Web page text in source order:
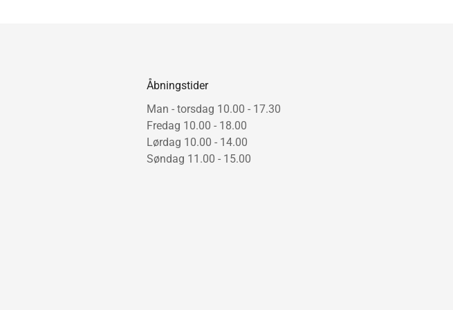
Åbningstider
Man - torsdag 10.00 - 17.30
Fredag 10.00 - 18.00
Lørdag 10.00 - 14.00
Søndag 11.00 - 15.00